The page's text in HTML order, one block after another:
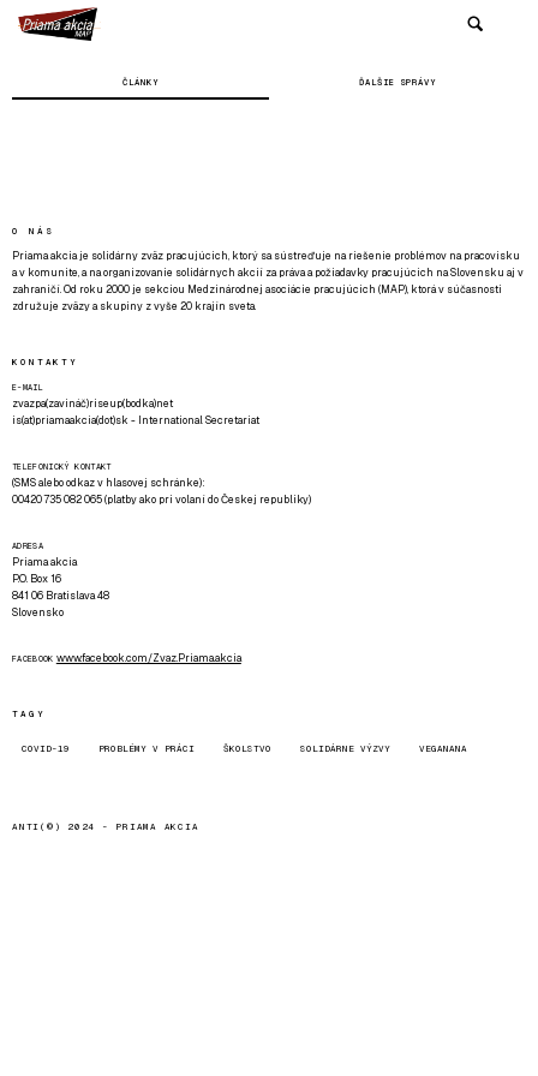
ČLÁNKY ĎALŠIE SPRÁVY
O NÁS
Priama akcia je solidárny zväz pracujúcich, ktorý sa sústreďuje na riešenie problémov na pracovisku
a v komunite, a na organizovanie solidárnych akcií za práva a požiadavky pracujúcich na Slovensku aj v
zahraničí. Od roku 2000 je sekciou Medzinárodnej asociácie pracujúcich (MAP), ktorá v súčasnosti
združuje zväzy a skupiny z vyše 20 krajín sveta.
KONTAKTY
E-MAIL
zvazpa(zavináč)riseup(bodka)net
is(at)priamaakcia(dot)sk - International Secretariat
TELEFONICKÝ KONTAKT
(SMS alebo odkaz v hlasovej schránke):
00420 735 082 065 (platby ako pri volaní do Českej republiky)
ADRESA
Priama akcia
P.O. Box 16
841 06 Bratislava 48
Slovensko
FACEBOOK www.facebook.com/Zvaz.Priama.akcia
TAGY
COVID-19 PROBLÉMY V PRÁCI ŠKOLSTVO SOLIDÁRNE VÝZVY VEGANANA
ANTI(©) 2024 - PRIAMA AKCIA